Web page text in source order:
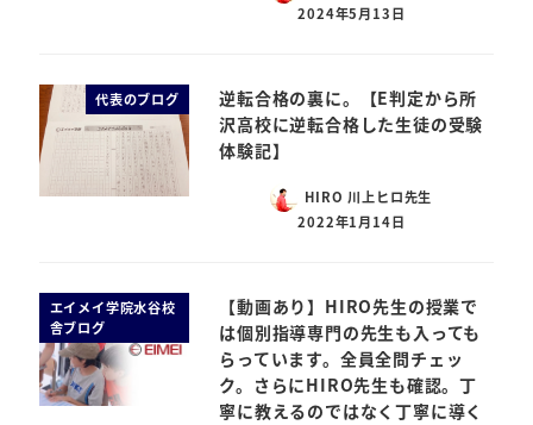
2024年5月13日
代表のブログ
逆転合格の裏に。【E判定から所
沢高校に逆転合格した生徒の受験
体験記】
HIRO 川上ヒロ先生
2022年1月14日
エイメイ学院水谷校
舎ブログ
【動画あり】HIRO先生の授業で
は個別指導専門の先生も入っても
らっています。全員全問チェッ
ク。さらにHIRO先生も確認。丁
寧に教えるのではなく丁寧に導く